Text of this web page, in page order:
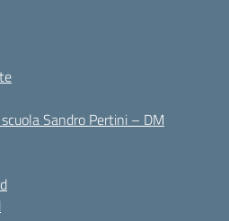
Sandro Pertini – DM